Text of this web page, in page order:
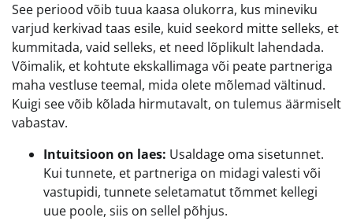
See periood võib tuua kaasa olukorra, kus mineviku
varjud kerkivad taas esile, kuid seekord mitte selleks, et
kummitada, vaid selleks, et need lõplikult lahendada.
Võimalik, et kohtute ekskallimaga või peate partneriga
maha vestluse teemal, mida olete mõlemad vältinud.
Kuigi see võib kõlada hirmutavalt, on tulemus äärmiselt
vabastav.
Intuitsioon on laes: Usaldage oma sisetunnet.
Kui tunnete, et partneriga on midagi valesti või
vastupidi, tunnete seletamatut tõmmet kellegi
uue poole, siis on sellel põhjus.